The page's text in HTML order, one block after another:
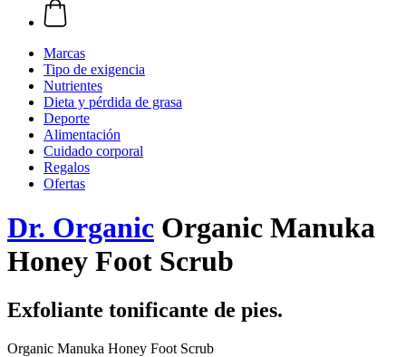
Marcas
Tipo de exigencia
Nutrientes
Dieta y pérdida de grasa
Deporte
Alimentación
Cuidado corporal
Regalos
Ofertas
Dr. Organic Organic Manuka
Honey Foot Scrub
Exfoliante tonificante de pies.
Organic Manuka Honey Foot Scrub